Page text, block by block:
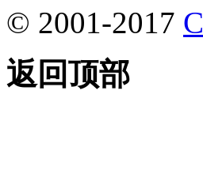
© 2001-2017
返回顶部